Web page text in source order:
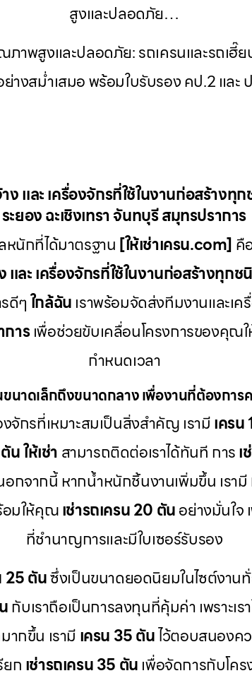
สูงและปลอดภัย…
ณภาพสูงและปลอดภัย: รถเครนและรถ
งสม่ำเสมอ พร้อมใบรับรอง คป.2 และ
ง และ เครื่องจักรที่ใช้ในงานก่อสร้าง
ระยอง ฉะเชิงเทรา จันทบุรี สมุทรปราการ
นักที่ได้มาตรฐาน [ให้เช่าเครน.com] คื
และ เครื่องจักรที่ใช้ในงานก่อสร้างทุก
ดีๆใกล้ฉัน เราพร้อมจัดส่งทีมงานและเ
ารเพื่อช่วยขับเคลื่อนโครงการของคุณ
กำหนดเวลา
ขนาดเล็กถึงขนาดกลาง เพื่องานที่ต้องกา
จักรที่เหมาะสมเป็นสิ่งสำคัญ เรามีเครน
น ให้เช่าสามารถติดต่อเราได้ทันที การเ
กจากนี้ หากน้ำหนักชิ้นงานเพิ่มขึ้น เรามี
มให้คุณเช่ารถเครน 20 ตันอย่างมั่นใจ
ที่ชำนาญการและมีใบเซอร์รับรอง
25 ตันซึ่งเป็นขนาดยอดนิยมในไซต์งา
กับเราถือเป็นการลงทุนที่คุ้มค่า เพราะเร
ากขึ้น เรามี เครน 35 ตันไว้ตอบสนองค
ก เช่ารถเครน 35 ตัน เพื่อจัดการกับโค